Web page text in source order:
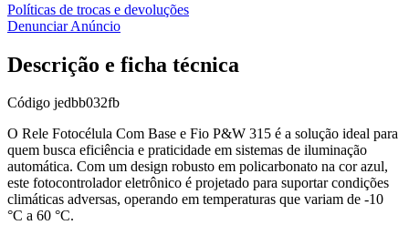
Políticas de trocas e devoluções
Denunciar Anúncio
Descrição e ficha técnica
Código jedbb032fb
O Rele Fotocélula Com Base e Fio P&W 315 é a solução ideal para
quem busca eficiência e praticidade em sistemas de iluminação
automática. Com um design robusto em policarbonato na cor azul,
este fotocontrolador eletrônico é projetado para suportar condições
climáticas adversas, operando em temperaturas que variam de -10
°C a 60 °C.